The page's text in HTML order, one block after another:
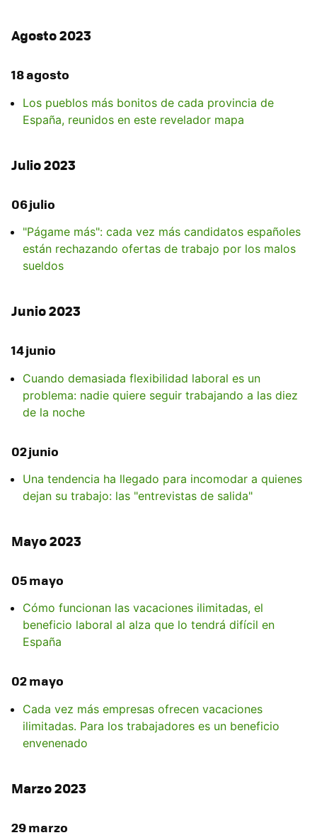
Agosto 2023
18 agosto
Los pueblos más bonitos de cada provincia de
España, reunidos en este revelador mapa
Julio 2023
06 julio
"Págame más": cada vez más candidatos españoles
están rechazando ofertas de trabajo por los malos
sueldos
Junio 2023
14 junio
Cuando demasiada flexibilidad laboral es un
problema: nadie quiere seguir trabajando a las diez
de la noche
02 junio
Una tendencia ha llegado para incomodar a quienes
dejan su trabajo: las "entrevistas de salida"
Mayo 2023
05 mayo
Cómo funcionan las vacaciones ilimitadas, el
beneficio laboral al alza que lo tendrá difícil en
España
02 mayo
Cada vez más empresas ofrecen vacaciones
ilimitadas. Para los trabajadores es un beneficio
envenenado
Marzo 2023
29 marzo